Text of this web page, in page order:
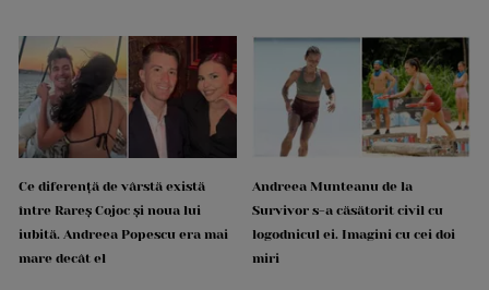
Ce diferență de vârstă există
între Rareș Cojoc și noua lui
iubită. Andreea Popescu era mai
mare decât el
Andreea Munteanu de la
Survivor s-a căsătorit civil cu
logodnicul ei. Imagini cu cei doi
miri